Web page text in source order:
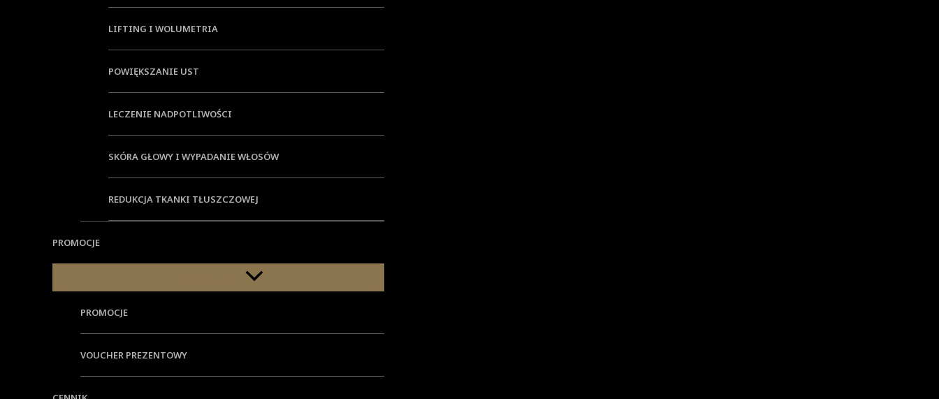
LIFTING I WOLUMETRIA
POWIĘKSZANIE UST
LECZENIE NADPOTLIWOŚCI
SKÓRA GŁOWY I WYPADANIE WŁOSÓW
REDUKCJA TKANKI TŁUSZCZOWEJ
PROMOCJE
PROMOCJE
VOUCHER PREZENTOWY